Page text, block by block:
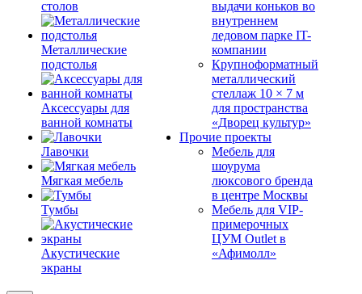
столов
Металлические
подстолья
Аксессуары для
ванной комнаты
Лавочки
Мягкая мебель
Тумбы
Акустические
экраны
выдачи коньков во
внутреннем
ледовом парке IT-
компании
Крупноформатный
металлический
стеллаж 10 × 7 м
для пространства
«Дворец культур»
Прочие проекты
Мебель для
шоурума
люксового бренда
в центре Москвы
Мебель для VIP-
примерочных
ЦУМ Outlet в
«Афимолл»